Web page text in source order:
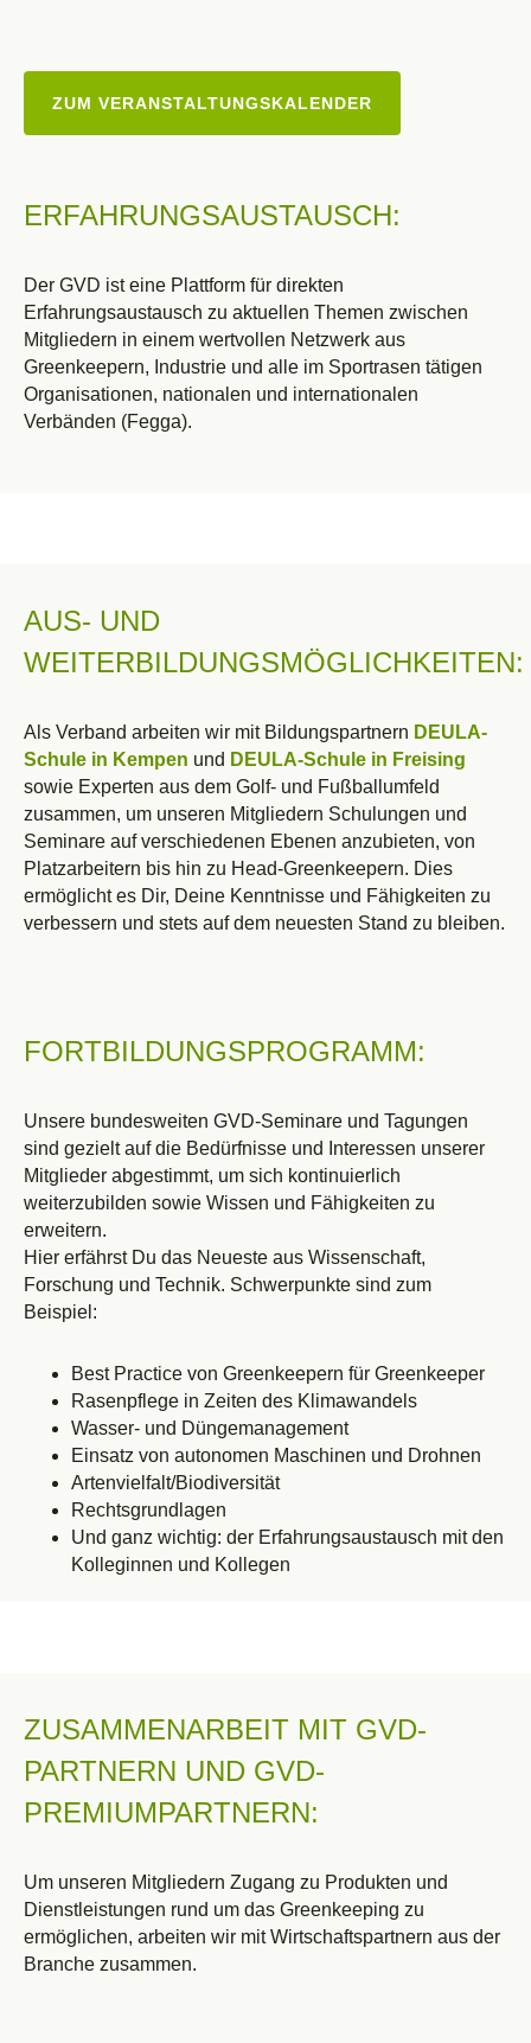
ZUM VERANSTALTUNGSKALENDER
ERFAHRUNGSAUSTAUSCH:
Der GVD ist eine Plattform für direkten
Erfahrungsaustausch zu aktuellen Themen zwischen
Mitgliedern in einem wertvollen Netzwerk aus
Greenkeepern, Industrie und alle im Sportrasen tätigen
Organisationen, nationalen und internationalen
Verbänden (Fegga).
AUS- UND
WEITERBILDUNGSMÖGLICHKEITEN:
Als Verband arbeiten wir mit Bildungspartnern DEULA-
Schule in Kempen und DEULA-Schule in Freising
sowie Experten aus dem Golf- und Fußballumfeld
zusammen, um unseren Mitgliedern Schulungen und
Seminare auf verschiedenen Ebenen anzubieten, von
Platzarbeitern bis hin zu Head-Greenkeepern. Dies
ermöglicht es Dir, Deine Kenntnisse und Fähigkeiten zu
verbessern und stets auf dem neuesten Stand zu bleiben.
FORTBILDUNGSPROGRAMM:
Unsere bundesweiten GVD-Seminare und Tagungen
sind gezielt auf die Bedürfnisse und Interessen unserer
Mitglieder abgestimmt, um sich kontinuierlich
weiterzubilden sowie Wissen und Fähigkeiten zu
erweitern.
Hier erfährst Du das Neueste aus Wissenschaft,
Forschung und Technik. Schwerpunkte sind zum
Beispiel:
Best Practice von Greenkeepern für Greenkeeper
Rasenpflege in Zeiten des Klimawandels
Wasser- und Düngemanagement
Einsatz von autonomen Maschinen und Drohnen
Artenvielfalt/Biodiversität
Rechtsgrundlagen
Und ganz wichtig: der Erfahrungsaustausch mit den
Kolleginnen und Kollegen
ZUSAMMENARBEIT MIT GVD-
PARTNERN UND GVD-
PREMIUMPARTNERN:
Um unseren Mitgliedern Zugang zu Produkten und
Dienstleistungen rund um das Greenkeeping zu
ermöglichen, arbeiten wir mit Wirtschaftspartnern aus der
Branche zusammen.